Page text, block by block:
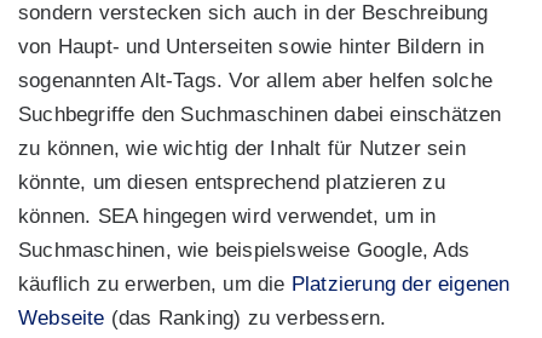
sondern verstecken sich auch in der Beschreibung
von Haupt- und Unterseiten sowie hinter Bildern in
sogenannten Alt-Tags. Vor allem aber helfen solche
Suchbegriffe den Suchmaschinen dabei einschätzen
zu können, wie wichtig der Inhalt für Nutzer sein
könnte, um diesen entsprechend platzieren zu
können. SEA hingegen wird verwendet, um in
Suchmaschinen, wie beispielsweise Google, Ads
käuflich zu erwerben, um die Platzierung der eigenen
Webseite (das Ranking) zu verbessern.